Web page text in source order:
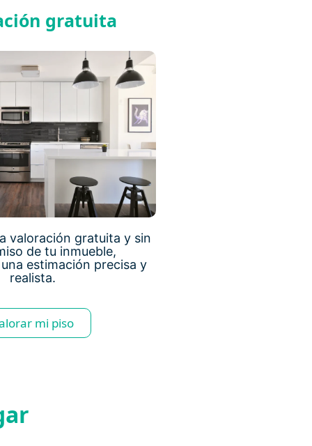
gratuita
valoración gratuita y sin
de tu inmueble,
estimación precisa y
realista.
mi piso